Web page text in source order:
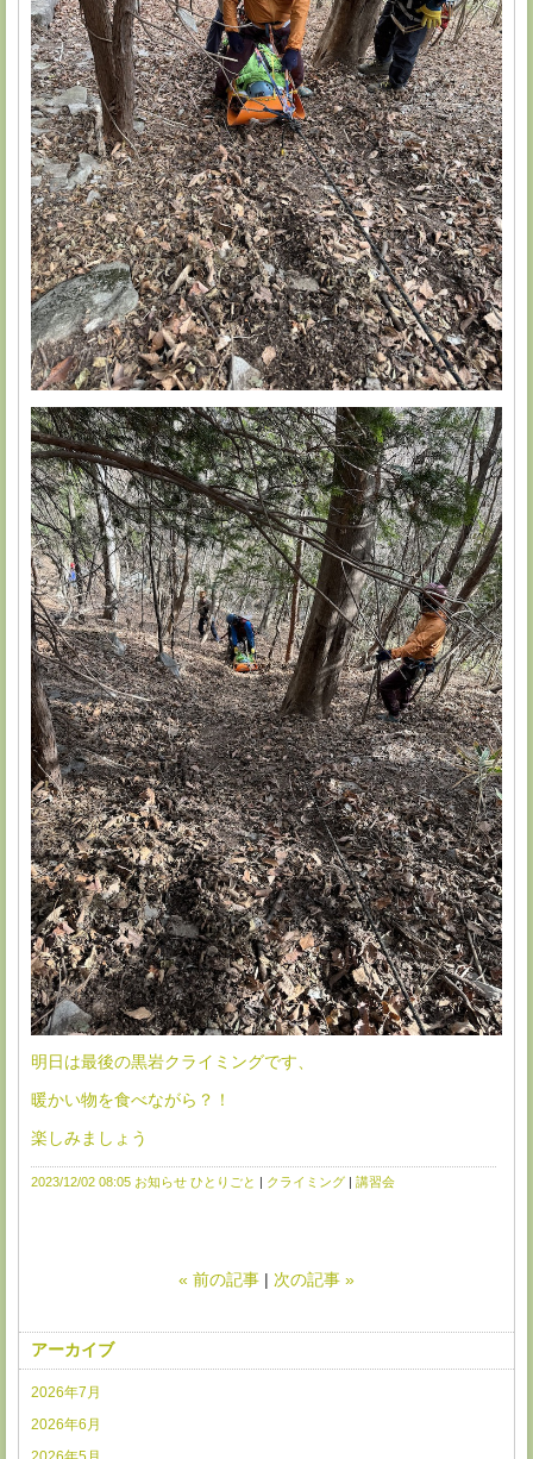
明日は最後の黒岩クライミングです、
暖かい物を食べながら？！
楽しみましょう
2023/12/02 08:05 お知らせ ひとりごと クライミング 講習会
« 前の記事 次の記事 »
アーカイブ
2026年7月
2026年6月